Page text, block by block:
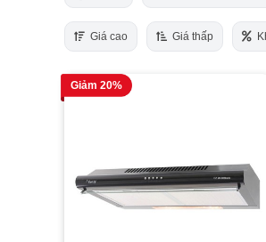
Giá cao Giá thấp
Giảm 20%